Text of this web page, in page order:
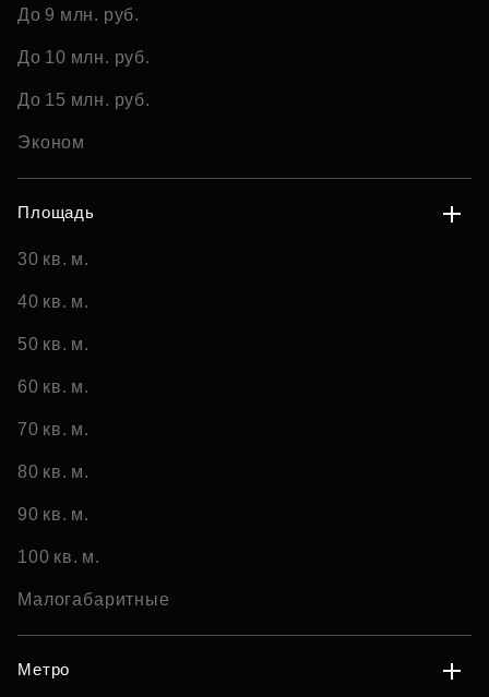
До 9 млн. руб.
До 10 млн. руб.
До 15 млн. руб.
Эконом
Площадь
30 кв. м.
40 кв. м.
50 кв. м.
60 кв. м.
70 кв. м.
80 кв. м.
90 кв. м.
100 кв. м.
Малогабаритные
Метро